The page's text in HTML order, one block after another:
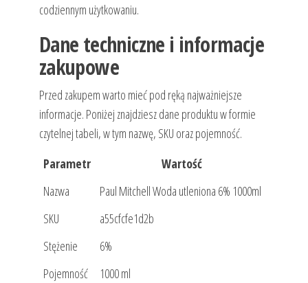
codziennym użytkowaniu.
Dane techniczne i informacje
zakupowe
Przed zakupem warto mieć pod ręką najważniejsze
informacje. Poniżej znajdziesz dane produktu w formie
czytelnej tabeli, w tym nazwę, SKU oraz pojemność.
Parametr
Wartość
Nazwa
Paul Mitchell Woda utleniona 6% 1000ml
SKU
a55cfcfe1d2b
Stężenie
6%
Pojemność
1000 ml